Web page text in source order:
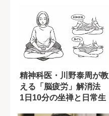
精神科医・川野泰周が教
える「脳疲労」解消法
1日10分の坐禅と日常生